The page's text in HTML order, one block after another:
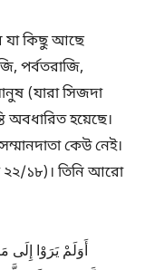
যা কিছু আছে
পর্বতরাজি,
(যারা সিজদা
অবধারিত হয়েছে।
কেউ নেই।
২২/১৮)। তিনি আরো
أَوَلَمْ يَرَوْا إِلَى